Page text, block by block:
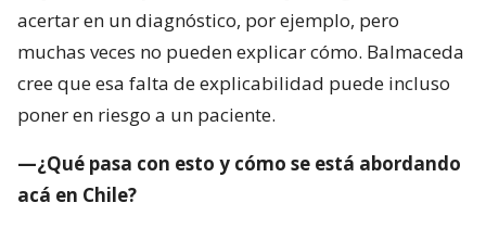
acertar en un diagnóstico, por ejemplo, pero
muchas veces no pueden explicar cómo. Balmaceda
cree que esa falta de explicabilidad puede incluso
poner en riesgo a un paciente.
—¿Qué pasa con esto y cómo se está abordando
acá en Chile?